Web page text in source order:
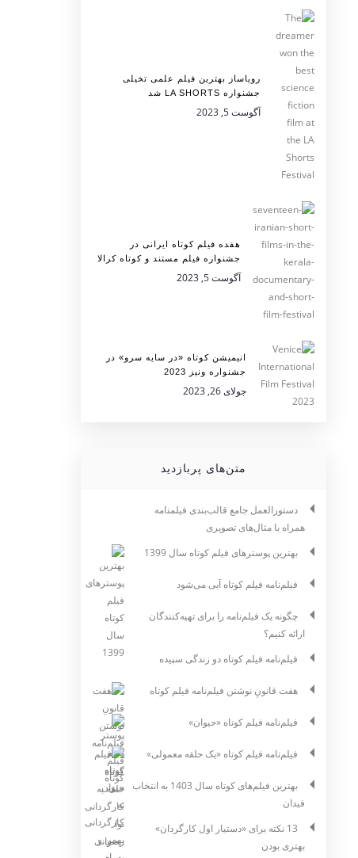
رویاساز بهترین فیلم علمی تخیلی
جشنواره LA SHORTS شد
آگوست 5, 2023
هفده فیلم کوتاه ایرانی در
جشنواره فیلم مستند و کوتاه کرالا
آگوست 5, 2023
انیمیشن کوتاه «در سایه سرو» در
جشنواره ونیز 2023
جولای 26, 2023
متن‌های پربازدید
دستورالعمل جامع قالب‌بندی فیلمنامه
همراه با مثال‌های تصویری
بهترین پوسترهای فیلم کوتاه سال 1399
فیلم‌نامه فیلم کوتاه آبی می‌شود
چگونه یک فیلم‌نامه را برای تهیه‌کنندگان
ارائه کنیم؟
فیلم‌نامه فیلم کوتاه دو زندگی سپیده
هفت قانونِ نوشتن فیلم‌نامه فیلم کوتاه
فیلم‌نامه فیلم کوتاه «حیوان»
فیلم‌نامه فیلم کوتاه «یک حلقه معمولی»
بهترین فیلم‌های کوتاه سال 1403 به انتخاب
فیدان
13 نکته برای «دستیار اول کارگردان»
بهتری بودن